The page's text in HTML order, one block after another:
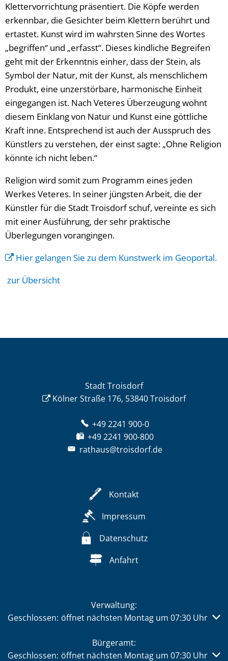
Klettervorrichtung präsentiert. Die Köpfe werden
erkennbar, die Gesichter beim Klettern berührt und
ertastet. Kunst wird im wahrsten Sinne des Wortes
„begriffen“ und „erfasst“. Dieses kindliche Begreifen
geht mit der Erkenntnis einher, dass der Stein, als
Symbol der Natur, mit der Kunst, als menschlichem
Produkt, eine unzerstörbare, harmonische Einheit
eingegangen ist. Nach Veteres Überzeugung wohnt
diesem Einklang von Natur und Kunst eine göttliche
Kraft inne. Entsprechend ist auch der Ausspruch des
Künstlers zu verstehen, der einst sagte: „Ohne Religion
könnte ich nicht leben.“
Religion wird somit zum Programm eines jeden
Werkes Veteres. In seiner jüngsten Arbeit, die der
Künstler für die Stadt Troisdorf schuf, vereinte es sich
mit einer Ausführung, der sehr praktische
Überlegungen vorangingen.
Hier gelangen Sie zu dem Kunstwerk im Geoportal.
zur Übersicht
Stadt Troisdorf
Kölner Straße 176, 53840 Troisdorf
+49 2241 900-0
+49 2241 900-800
rathaus@troisdorf.de
Kontakt
Impressum
Datenschutz
Anfahrt
Verwaltung:
Klicken, um weitere Öffnungs- oder Schließzeiten
Geschlossen: öffnet nächsten Montag um 07:30 Uhr
Bürgeramt:
Klicken, um weitere Öffnungs- oder Schließzeiten
Geschlossen: öffnet nächsten Montag um 07:30 Uhr